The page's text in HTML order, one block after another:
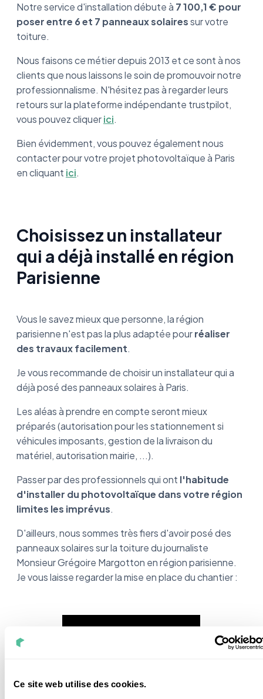
Ce site web utilise des cookies.
Notre service d'installation débute à 7 100,1 € pour
poser entre 6 et 7 panneaux solairessur votre
toiture.
Nous faisons ce métier depuis 2013 et ce sont à nos
clients que nous laissons le soin de promouvoir notre
professionnalisme. N'hésitez pas à regarder leurs
retours sur la plateforme indépendante trustpilot,
vous pouvez cliquerici.
Bien évidemment, vous pouvez également nous
contacter pour votre projet photovoltaïque à Paris
en cliquant ici.
Choisissez un installateur
qui a déjà installé en région
Parisienne
Vous le savez mieux que personne, la région
parisienne n'est pas la plus adaptée pourréaliser
des travaux facilement.
Je vous recommande de choisir un installateur qui a
déjà posé des panneaux solaires à Paris.
Les aléas à prendre en compte seront mieux
préparés (autorisation pour les stationnement si
véhicules imposants, gestion de la livraison du
matériel, autorisation mairie, ...).
Passer par des professionnels qui ont l'habitude
d'installer du photovoltaïque dans votre région
limites les imprévus.
D'ailleurs, nous sommes très fiers d'avoir posé des
panneaux solaires sur la toiture du journaliste
Monsieur Grégoire Margotton en région parisienne.
Je vous laisse regarder la mise en place du chantier :